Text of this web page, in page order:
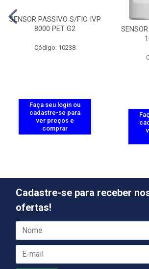
SENSOR PASSIVO S/FIO IVP
8000 PET G2
Código: 10238
Faça seu login ou
cadastre-se para
ver preços e
comprar
Cadastre-se para receber
ofertas!